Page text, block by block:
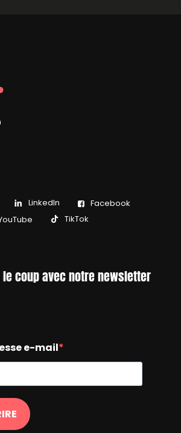
LinkedIn
Facebook
TikTok
le coup avec notre newsletter
e-mail